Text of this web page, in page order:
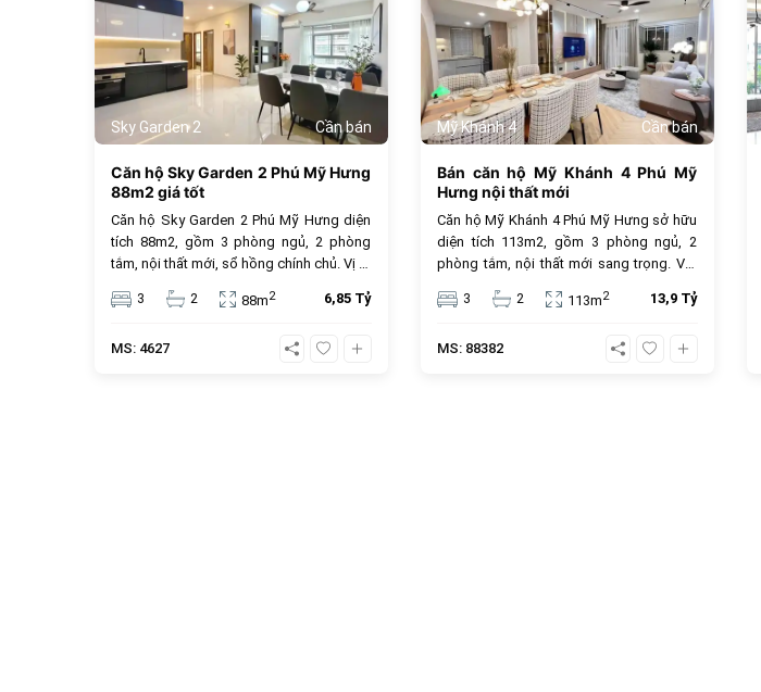
Sky Garden 2 Cần bán
Căn hộ Sky Garden 2 Phú Mỹ Hưng
88m2 giá tốt
Căn hộ Sky Garden 2 Phú Mỹ Hưng diện
tích 88m2, gồm 3 phòng ngủ, 2 phòng
tắm, nội thất mới, sổ hồng chính chủ. Vị trí
tỷ đồng, phù hợp để ở hoặc đầu tư.
3 2 88m2 6,85 Tỷ
MS: 4627
Mỹ Khánh 4 Cần bán
Bán căn hộ Mỹ Khánh 4 Phú Mỹ
Hưng nội thất mới
Căn hộ Mỹ Khánh 4 Phú Mỹ Hưng sở hữu
diện tích 113m2, gồm 3 phòng ngủ, 2
phòng tắm, nội thất mới sang trọng. Với
tưởng cho an cư và đầu tư. Giá bán 13.9
3 2 113m2 13,9 Tỷ
MS: 88382